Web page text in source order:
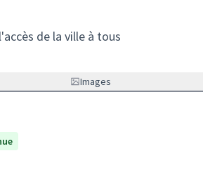
de la ville à tous
Images